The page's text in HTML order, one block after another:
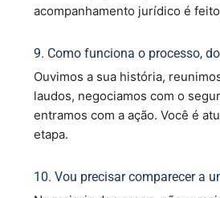
acompanhamento jurídico é
9. Como funciona o processo,
Ouvimos a sua história,
laudos, negociamos com o
entramos com a ação. Você é
etapa.
10. Vou precisar comparecer a